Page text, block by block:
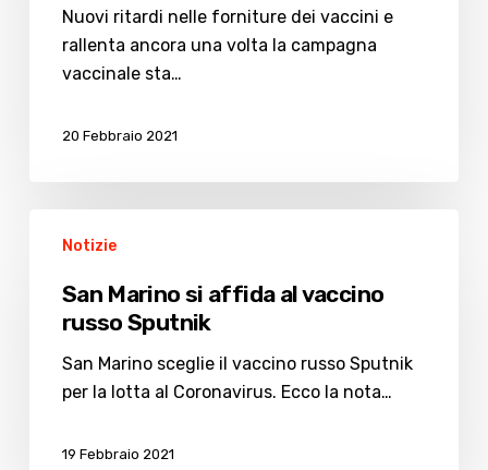
AstraZeneca
Nuovi ritardi nelle forniture dei vaccini e
rallenta ancora una volta la campagna
vaccinale sta…
20 Febbraio 2021
Marino
affida
vaccino
russo
Notizie
San Marino si affida al vaccino
russo Sputnik
San Marino sceglie il vaccino russo Sputnik
per la lotta al Coronavirus. Ecco la nota…
19 Febbraio 2021